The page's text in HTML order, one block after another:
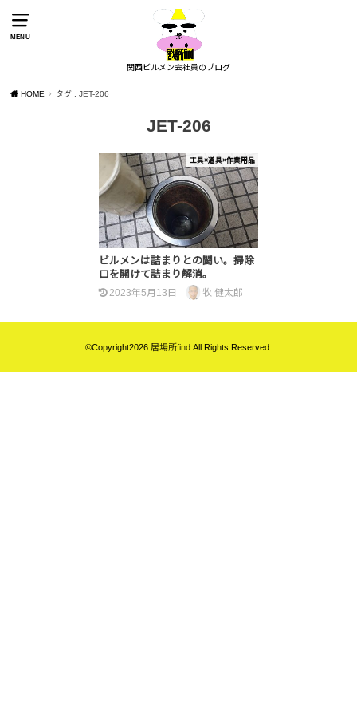
MENU
関西ビルメン会社員のブログ
HOME タグ : JET-206
JET-206
工具×道具×作業用品
ビルメンは詰まりとの闘い。掃除
口を開けて詰まり解消。
2023年5月13日 牧 健太郎
©Copyright2026 居場所find.All Rights Reserved.